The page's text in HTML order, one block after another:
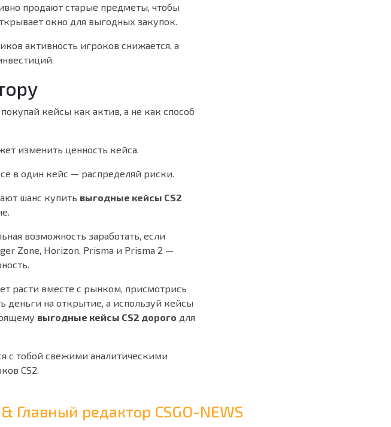
продают старые предметы, чтобы
окно для выгодных закупок.
активность игроков снижается, а
кейсы как актив, а не как способ
изменить ценность кейса.
в один кейс — распределяй риски.
шанс купить выгодные кейсы CS2
возможность заработать, если
Zone, Horizon, Prisma и Prisma 2 —
расти вместе с рынком, присмотрись
деньги на открытие, а используй кейсы
выгодные кейсы CS2 дорого для
с тобой свежими аналитическими
CS2.
Главный редактор CSGO-NEWS